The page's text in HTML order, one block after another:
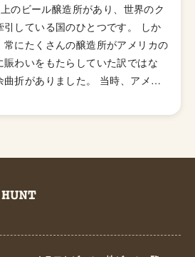
、ジューシーな柑橘系とフローラ
「ニューイングランドIPA（ヘイ
）」など様々なIPAのスタイルが
のビール醸造所があり、世界のク
引している国のひとつです。 しか
常にたくさんの醸造所がアメリカの
わいをもたらしていた訳ではな
曲折がありました。 当時、アメリ
かし、1920年から1933年にかけ
自家醸造を始めていました。その
人々によってビジネスモデルが見
のがカリフォルニア州にニューア